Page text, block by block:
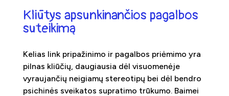
Kliūtys apsunkinančios pagalbos
suteikimą
Kelias link pripažinimo ir pagalbos priėmimo yra
pilnas kliūčių, daugiausia dėl visuomenėje
vyraujančių neigiamų stereotipų bei dėl bendro
psichinės sveikatos supratimo trūkumo. Baimei